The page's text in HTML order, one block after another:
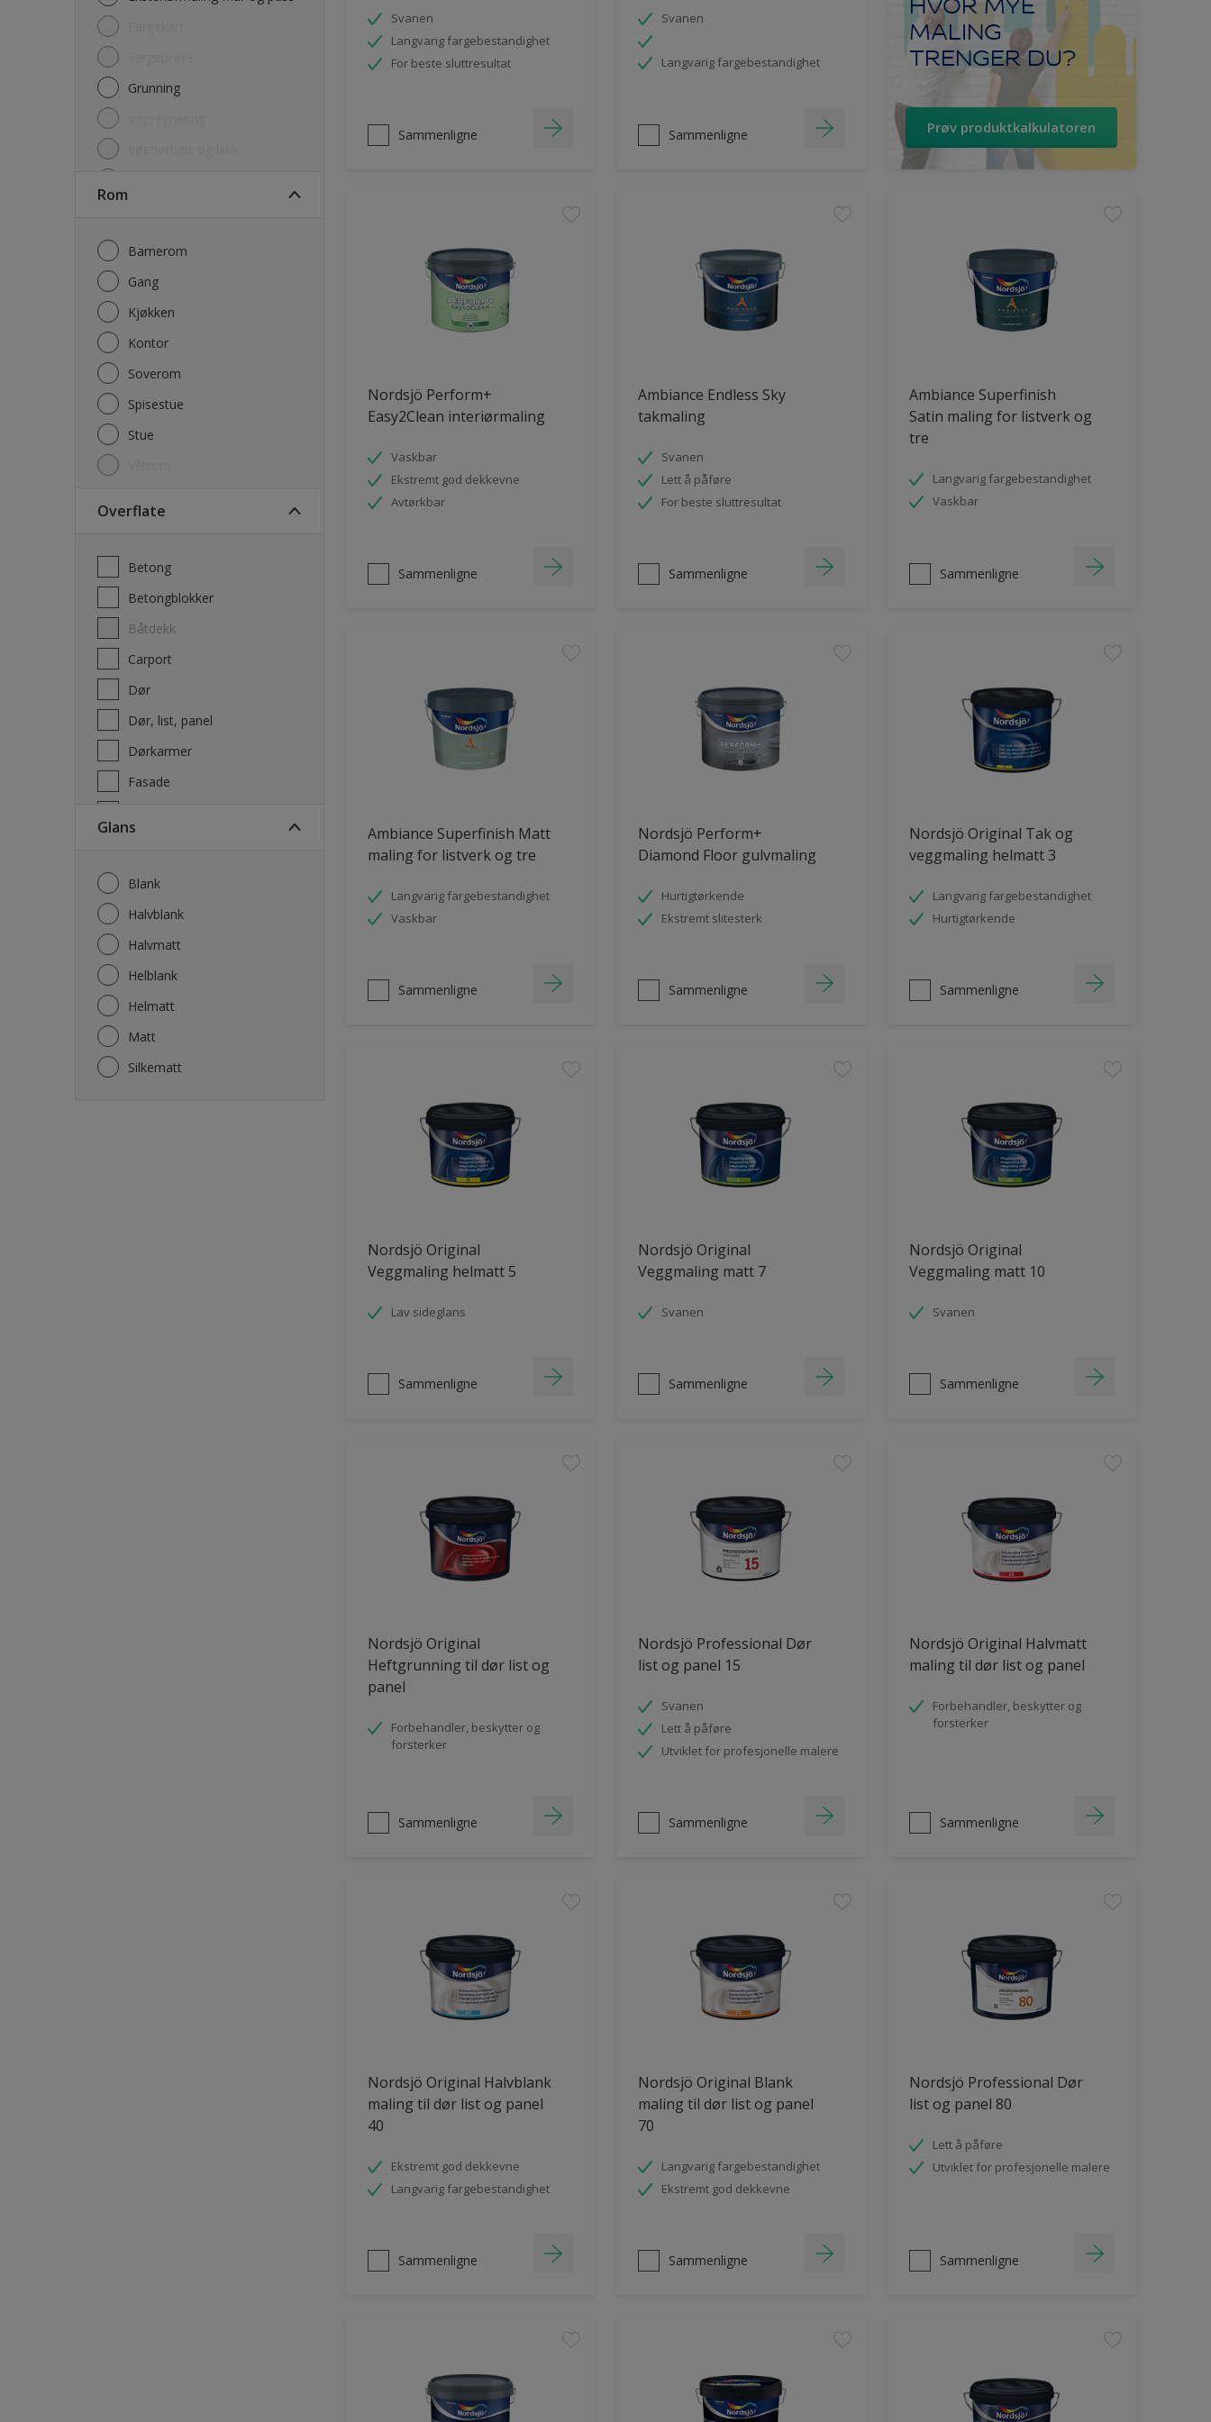
Grunning
Rom
Barnerom
Gang
Kjøkken
Kontor
Soverom
Spisestue
Stue
Overflate
Betong
Betongblokker
Båtdekk
carport
Dør
Dør, list, panel
Dørkarmer
Fasade
Glans
Blank
Halvblank
Halvmatt
Helblank
Helmatt
Matt
Silkematt
Svanen
Langvarig fargebestandighet
For beste sluttresultat
Sammenligne
Svanen
Langvarig fargebestandighet
Sammenligne
MALING
TRENGER DU?
Prøv produktkalkulatoren
Nordsjö Perform+
Easy2Clean interiørmaling
Vaskbar
Ekstremt god dekkevne
Avtørkbar
Sammenligne
Ambiance Endless Sky
takmaling
Svanen
Lett å påføre
For beste sluttresultat
Sammenligne
Ambiance Superfinish
Satin maling for listverk og
tre
Langvarig fargebestandighet
Vaskbar
Sammenligne
Ambiance Superfinish Matt
maling for listverk og tre
Langvarig fargebestandighet
Vaskbar
Sammenligne
Nordsjö Perform+
Diamond Floor gulvmaling
Hurtigtørkende
Ekstremt slitesterk
Sammenligne
Nordsjö Original Tak og
veggmaling helmatt 3
Langvarig fargebestandighet
Hurtigtørkende
Sammenligne
Nordsjö Original
Veggmaling helmatt 5
Lav sideglans
Sammenligne
Nordsjö Original
Veggmaling matt 7
Svanen
Sammenligne
Nordsjö Original
Veggmaling matt 10
Svanen
Sammenligne
Nordsjö Original
Heftgrunning til dør list og
panel
Forbehandler, beskytter og
forsterker
Sammenligne
Nordsjö Professional Dør
list og panel 15
Svanen
Lett å påføre
Utviklet for profesjonelle malere
Sammenligne
Nordsjö Original Halvmatt
maling til dør list og panel
Forbehandler, beskytter og
forsterker
Sammenligne
Nordsjö Original Halvblank
maling til dør list og panel
40
Ekstremt god dekkevne
Langvarig fargebestandighet
Sammenligne
Nordsjö Original Blank
maling til dør list og panel
70
Langvarig fargebestandighet
Ekstremt god dekkevne
Sammenligne
Nordsjö Professional Dør
list og panel 80
Lett å påføre
Utviklet for profesjonelle malere
Sammenligne